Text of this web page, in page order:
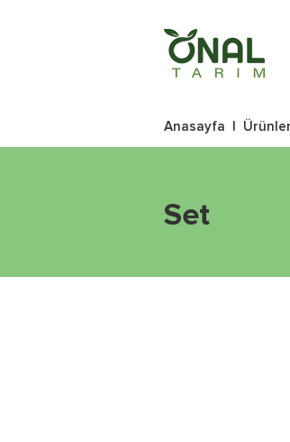
Anasayfa Ürünler
Set